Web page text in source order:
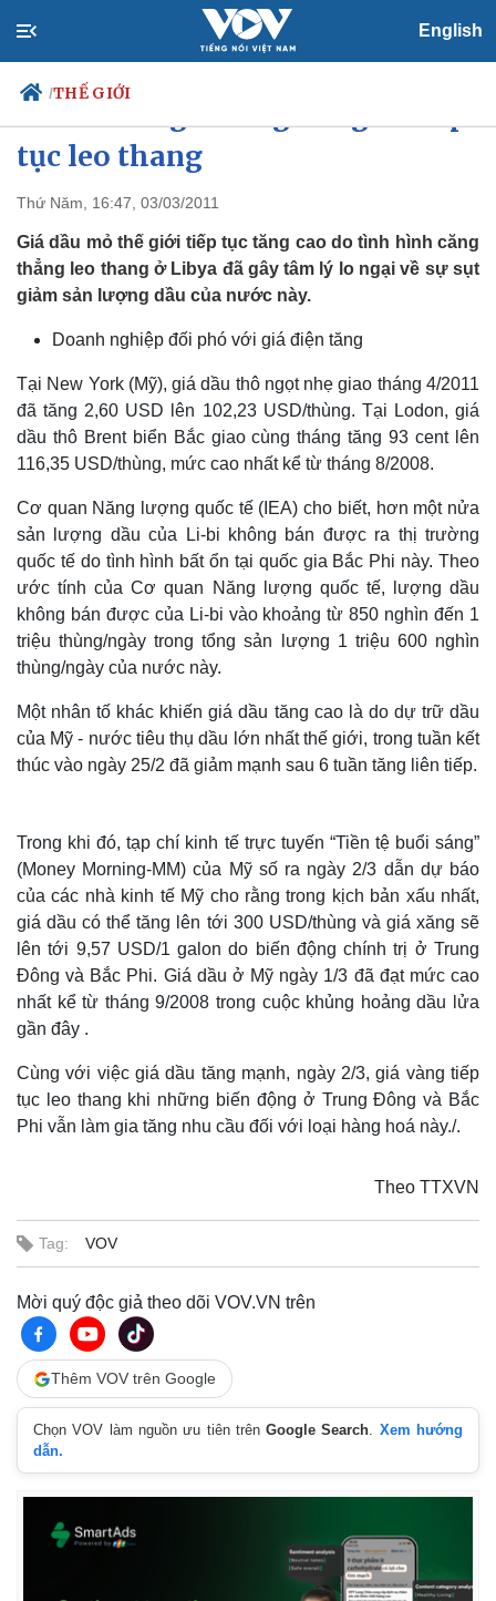
English
/THẾ GIỚI
Chính trị
Đảng
Tổ chức nhân sự
Quốc hội
Nhận diện sự thật
Tin 24h
Dự báo thời tiết
Giáo dục
Dấu ấn VOV
Việc làm
Biển đảo
Thế giới
Quan sát
Cuộc sống đó đây
Hồ sơ
Video
E-Magazine
Infographic
tục leo thang
Thứ Năm, 16:47, 03/03/2011
Giá dầu mỏ thế giới tiếp tục tăng cao do tình hình căng
thẳng leo thang ở Libya đã gây tâm lý lo ngại về sự sụt
giảm sản lượng dầu của nước này.
Doanh nghiệp đối phó với giá điện tăng
Tại New York (Mỹ), giá dầu thô ngọt nhẹ giao tháng 4/2011
đã tăng 2,60 USD lên 102,23 USD/thùng. Tại Lodon, giá
dầu thô Brent biển Bắc giao cùng tháng tăng 93 cent lên
116,35 USD/thùng, mức cao nhất kể từ tháng 8/2008.
Cơ quan Năng lượng quốc tế (IEA) cho biết, hơn một nửa
sản lượng dầu của Li-bi không bán được ra thị trường
quốc tế do tình hình bất ổn tại quốc gia Bắc Phi này. Theo
ước tính của Cơ quan Năng lượng quốc tế, lượng dầu
không bán được của Li-bi vào khoảng từ 850 nghìn đến 1
triệu thùng/ngày trong tổng sản lượng 1 triệu 600 nghìn
thùng/ngày của nước này.
Một nhân tố khác khiến giá dầu tăng cao là do dự trữ dầu
của Mỹ - nước tiêu thụ dầu lớn nhất thế giới, trong tuần kết
thúc vào ngày 25/2 đã giảm mạnh sau 6 tuần tăng liên tiếp.
Trong khi đó, tạp chí kinh tế trực tuyến “Tiền tệ buổi sáng”
(Money Morning-MM) của Mỹ số ra ngày 2/3 dẫn dự báo
của các nhà kinh tế Mỹ cho rằng trong kịch bản xấu nhất,
giá dầu có thể tăng lên tới 300 USD/thùng và giá xăng sẽ
lên tới 9,57 USD/1 galon do biến động chính trị ở Trung
Đông và Bắc Phi. Giá dầu ở Mỹ ngày 1/3 đã đạt mức cao
nhất kể từ tháng 9/2008 trong cuộc khủng hoảng dầu lửa
gần đây .
Cùng với việc giá dầu tăng mạnh, ngày 2/3, giá vàng tiếp
tục leo thang khi những biến động ở Trung Đông và Bắc
Phi vẫn làm gia tăng nhu cầu đối với loại hàng hoá này./.
Theo TTXVN
Tag: VOV
Mời quý độc giả theo dõi VOV.VN trên
Thêm VOV trên Google
Chọn VOV làm nguồn ưu tiên trênGoogle Search. Xem hướng
dẫn.